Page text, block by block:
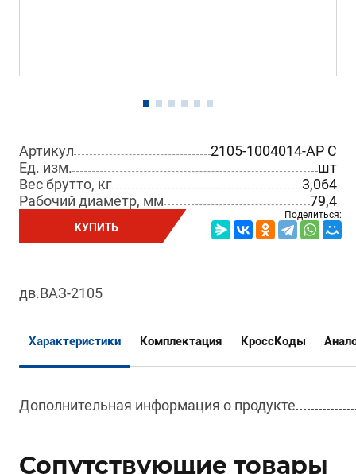
Артикул
2105-1004014-АР C
Ед. изм.
шт
Вес брутто, кг
3,064
Рабочий диаметр, мм
79,4
КУПИТЬ
Поделиться:
дв.ВАЗ-2105
Характеристики Комплектация КроссКоды
Дополнительная информация о продукте
Сопутствующие товары